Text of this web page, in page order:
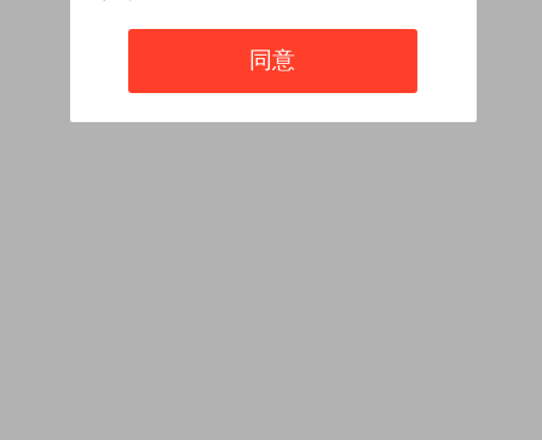
同意